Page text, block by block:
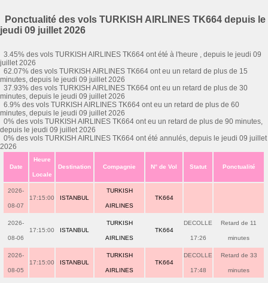
Ponctualité des vols TURKISH AIRLINES TK664 depuis le
jeudi 09 juillet 2026
3.45% des vols TURKISH AIRLINES TK664 ont été à l'heure , depuis le jeudi 09
juillet 2026
62.07% des vols TURKISH AIRLINES TK664 ont eu un retard de plus de 15
minutes, depuis le jeudi 09 juillet 2026
37.93% des vols TURKISH AIRLINES TK664 ont eu un retard de plus de 30
minutes, depuis le jeudi 09 juillet 2026
6.9% des vols TURKISH AIRLINES TK664 ont eu un retard de plus de 60
minutes, depuis le jeudi 09 juillet 2026
0% des vols TURKISH AIRLINES TK664 ont eu un retard de plus de 90 minutes,
depuis le jeudi 09 juillet 2026
0% des vols TURKISH AIRLINES TK664 ont été annulés, depuis le jeudi 09 juillet
2026
Date
Heure
Locale
Destination Compagnie N° de Vol Statut Ponctualité
2026-
08-07
17:15:00 ISTANBUL
TURKISH
AIRLINES
TK664
2026-
08-06
17:15:00 ISTANBUL
TURKISH
AIRLINES
TK664
DECOLLE
17:26
Retard de 11
minutes
2026-
08-05
17:15:00 ISTANBUL
TURKISH
AIRLINES
TK664
DECOLLE
17:48
Retard de 33
minutes